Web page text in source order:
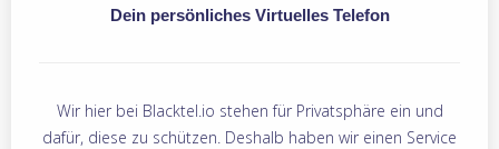
Dein persönliches Virtuelles Telefon
Wir hier bei Blacktel.io stehen für Privatsphäre ein und
dafür, diese zu schützen. Deshalb haben wir einen Service